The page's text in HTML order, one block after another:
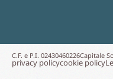
C.F. e P.I. 02430460226Capitale
privacy policycookie policy